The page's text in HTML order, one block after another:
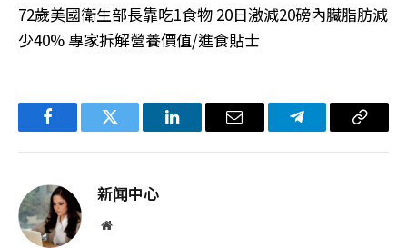
72歲美國衛生部長靠吃1食物 20日激減20磅內臟脂肪減
少40% 專家拆解營養價值/進食貼士
FacebookTwitter LinkedIn电
Telegram复
新闻中心
网